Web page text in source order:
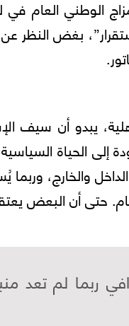
الوطني العام في
بغض النظر
يبدو أن سيف
إلى الحياة
والخارج،
حتى أن البعض
ربما لم